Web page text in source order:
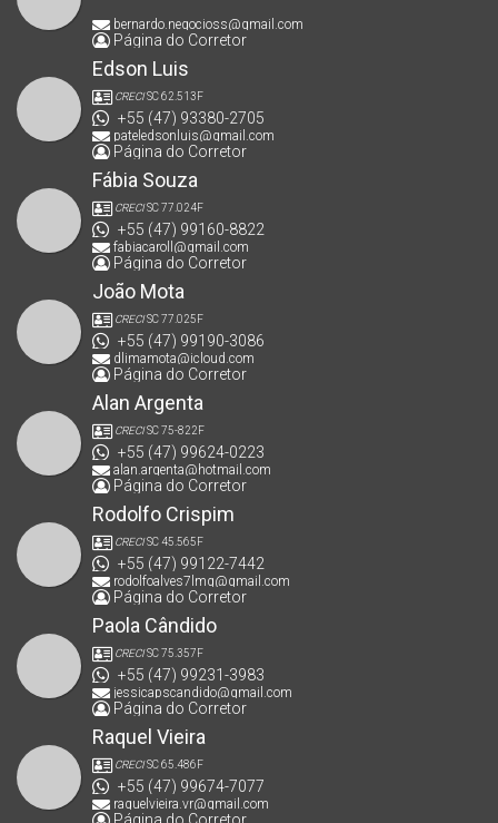
bernardo.negocioss@gmail.com
Página do Corretor
Edson Luis
CRECISC 62.513F
+55 (47) 93380-2705
pateledsonluis@gmail.com
Página do Corretor
Fábia Souza
CRECISC 77.024F
+55 (47) 99160-8822
fabiacaroll@gmail.com
Página do Corretor
João Mota
CRECISC 77.025F
+55 (47) 99190-3086
dlimamota@icloud.com
Página do Corretor
Alan Argenta
CRECISC 75-822F
+55 (47) 99624-0223
alan.argenta@hotmail.com
Página do Corretor
Rodolfo Crispim
CRECISC 45.565F
+55 (47) 99122-7442
rodolfoalves7lmg@gmail.com
Página do Corretor
Paola Cândido
CRECISC 75.357F
+55 (47) 99231-3983
jessicapscandido@gmail.com
Página do Corretor
Raquel Vieira
CRECISC 65.486F
+55 (47) 99674-7077
raquelvieira.vr@gmail.com